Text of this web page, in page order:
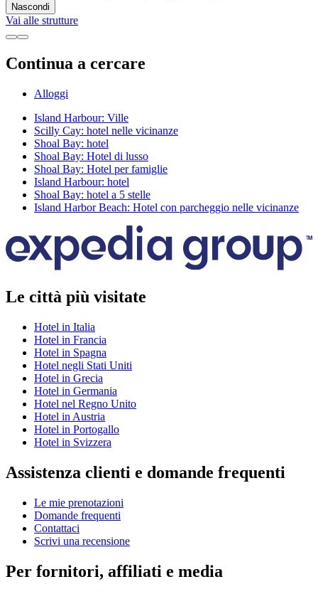
Nascondi
Vai alle strutture
Continua a cercare
Alloggi
Island Harbour: Ville
Scilly Cay: hotel nelle vicinanze
Shoal Bay: hotel
Shoal Bay: Hotel di lusso
Shoal Bay: Hotel per famiglie
Island Harbour: hotel
Shoal Bay: hotel a 5 stelle
Island Harbor Beach: Hotel con parcheggio nelle vicinanze
Le città più visitate
Hotel in Italia
Hotel in Francia
Hotel in Spagna
Hotel negli Stati Uniti
Hotel in Grecia
Hotel in Germania
Hotel nel Regno Unito
Hotel in Austria
Hotel in Portogallo
Hotel in Svizzera
Assistenza clienti e domande frequenti
Le mie prenotazioni
Domande frequenti
Contattaci
Scrivi una recensione
Per fornitori, affiliati e media